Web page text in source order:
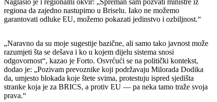
Naglasio je i regionalni okvir: „Spreman sam pozvati ministre iz
regiona da zajedno nastupimo u Briselu. Iako ne možemo
garantovati odluke EU, možemo pokazati jedinstvo i ozbiljnost.“
„Naravno da su moje sugestije bazične, ali samo tako javnost može
razumjeti šta se dešava i ko u kojem dijelu sistema snosi
odgovornost“, kazao je Forto. Osvrćući se na politički kontekst,
dodao je: „Pozivam prevoznike koji podržavaju Milorada Dodika
da, umjesto blokada koje štete svima, protestuju ispred sjedišta
stranke koja je za BRICS, a protiv EU — pa neka tamo traže svoja
prava.“